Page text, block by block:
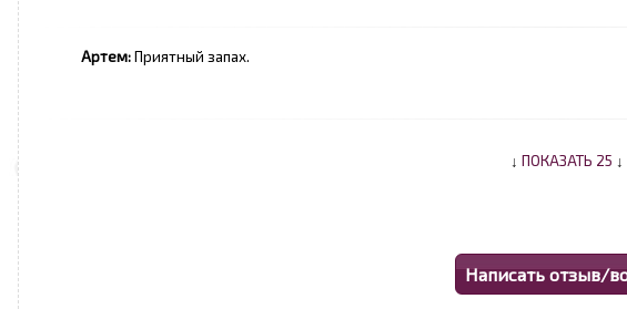
Артем:Приятный запах.
↓ ПОКАЗАТЬ 25 ↓